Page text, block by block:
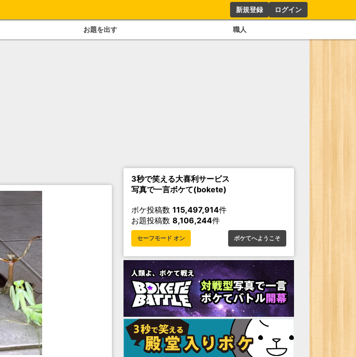
新規登録 ログイン
お題を出す 職人
3秒で笑える大喜利サービス
写真で一言ボケて(bokete)
ボケ投稿数 115,497,914件
お題投稿数 8,106,244件
セーフモード オン ボケてへようこそ